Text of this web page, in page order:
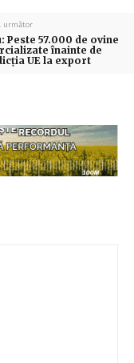
următor
Peste 57.000 de ovine
înainte de
UE la export